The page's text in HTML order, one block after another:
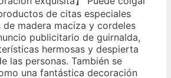
de citas especiales
madera maciza y cordeles
publicitario de guirnalda,
hermosas y despierta
las personas. También se
una fantástica decoración